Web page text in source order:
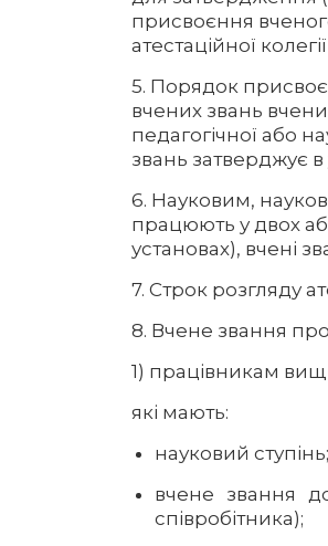
присвоєння
атестаційної
5. Порядок
вчених звань
педагогічної або
звань затверджує
6. Науковим,
працюють у двох
установах), вчені
7. Строк розгляду
8. Вчене звання
1) працівникам
які мають:
науковий ступінь;
вчене звання
співробітника);